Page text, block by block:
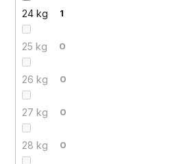
24 kg 1
25 kg 0
26 kg 0
27 kg 0
28 kg 0